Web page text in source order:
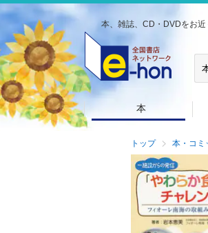
本、雑誌、CD・DVDをお近
本
トップ 本・コミ